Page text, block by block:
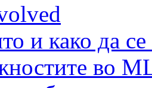
и како да
во